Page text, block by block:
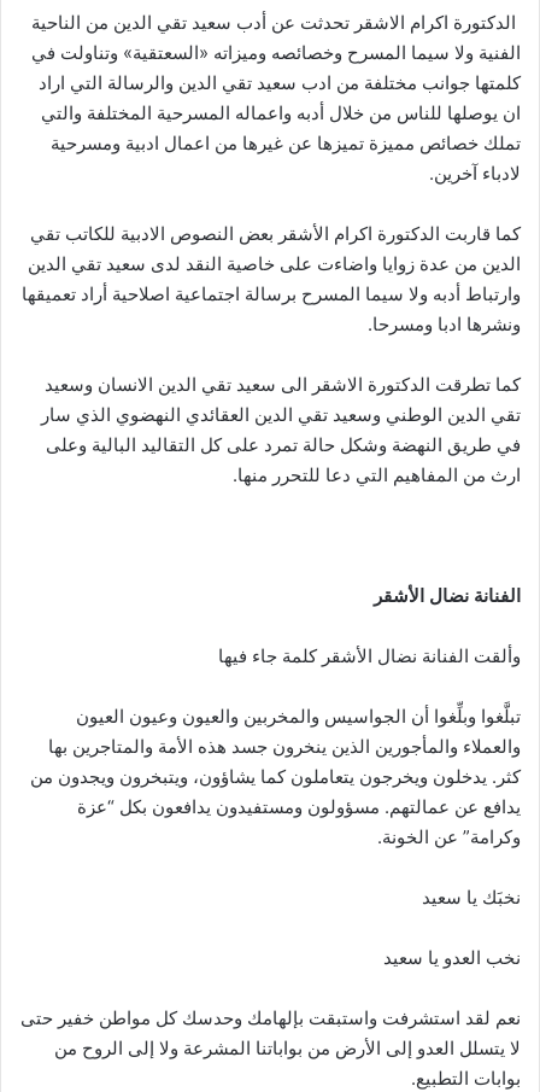
الدكتورة اكرام الاشقر تحدثت عن أدب سعيد تقي الدين من الناحية
الفنية ولا سيما المسرح وخصائصه وميزاته «السعتقية» وتناولت في
كلمتها جوانب مختلفة من ادب سعيد تقي الدين والرسالة التي اراد
ان يوصلها للناس من خلال أدبه واعماله المسرحية المختلفة والتي
تملك خصائص مميزة تميزها عن غيرها من اعمال ادبية ومسرحية
لادباء آخرين.
كما قاربت الدكتورة اكرام الأشقر بعض النصوص الادبية للكاتب تقي
الدين من عدة زوايا واضاءت على خاصية النقد لدى سعيد تقي الدين
وارتباط أدبه ولا سيما المسرح برسالة اجتماعية اصلاحية أراد تعميقها
ونشرها ادبا ومسرحا.
كما تطرقت الدكتورة الاشقر الى سعيد تقي الدين الانسان وسعيد
تقي الدين الوطني وسعيد تقي الدين العقائدي النهضوي الذي سار
في طريق النهضة وشكل حالة تمرد على كل التقاليد البالية وعلى
ارث من المفاهيم التي دعا للتحرر منها.
الفنانة نضال الأشقر
وألقت الفنانة نضال الأشقر كلمة جاء فيها
تبلَّغوا وبلِّغوا أن الجواسيس والمخربين والعيون وعيون العيون
والعملاء والمأجورين الذين ينخرون جسد هذه الأمة والمتاجرين بها
كثر. يدخلون ويخرجون يتعاملون كما يشاؤون، ويتبخرون ويجدون من
يدافع عن عمالتهم. مسؤولون ومستفيدون يدافعون بكل “عزة
وكرامة” عن الخونة.
نخبَك يا سعيد
نخب العدو يا سعيد
نعم لقد استشرفت واستبقت بإلهامك وحدسك كل مواطن خفير حتى
لا يتسلل العدو إلى الأرض من بواباتنا المشرعة ولا إلى الروح من
بوابات التطبيع.